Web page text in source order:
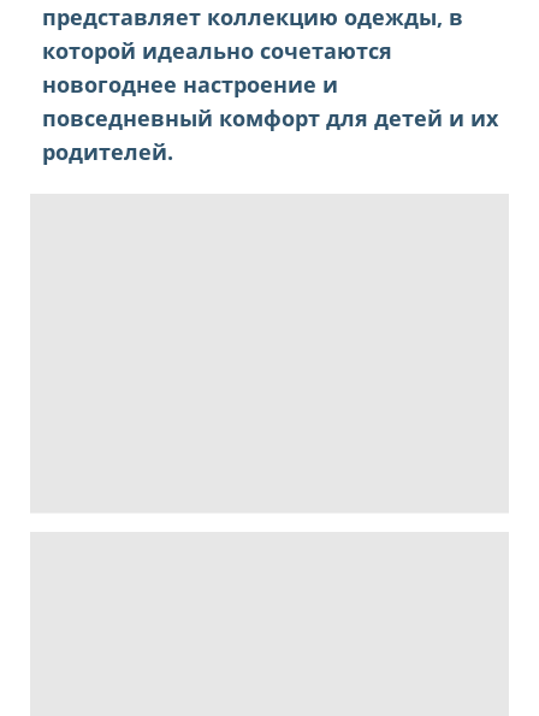
представляет коллекцию одежды, в
которой идеально сочетаются
новогоднее настроение и
повседневный комфорт для детей и их
родителей.